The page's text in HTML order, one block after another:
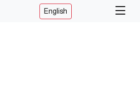
English